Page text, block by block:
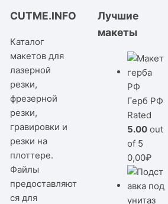
CUTME.INFO
Каталог
макетов для
лазерной
резки,
фрезерной
резки,
гравировки и
резки на
плоттере.
Файлы
предоставляют
ся для
Лучшие
макеты
Герб РФ
Rated
5.00 out
of 5
0,00₽